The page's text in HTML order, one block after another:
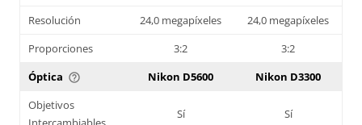
Resolución
24,0 megapíxeles
24,0 megapíxeles
Proporciones
3:2
3:2
Óptica help_outline Nikon D5600
Nikon D3300
Objetivos
Sí Sí